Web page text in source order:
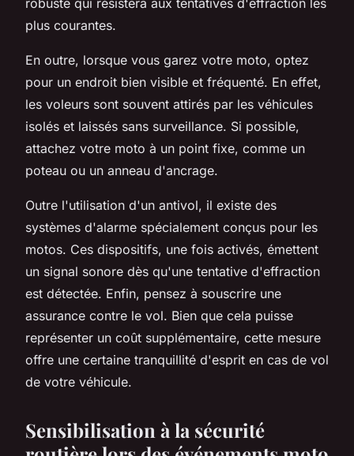
plus courantes.
En outre, lorsque vous garez votre moto, optez
pour un endroit bien visible et fréquenté. En effet,
les voleurs sont souvent attirés par les véhicules
isolés et laissés sans surveillance. Si possible,
attachez votre moto à un point fixe, comme un
poteau ou un anneau d'ancrage.
Outre l'utilisation d'un antivol, il existe des
systèmes d'alarme spécialement conçus pour les
motos. Ces dispositifs, une fois activés, émettent
un signal sonore dès qu'une tentative d'effraction
est détectée. Enfin, pensez à souscrire une
assurance contre le vol. Bien que cela puisse
représenter un coût supplémentaire, cette mesure
offre une certaine tranquillité d'esprit en cas de vol
de votre véhicule.
Sensibilisation à la sécurité